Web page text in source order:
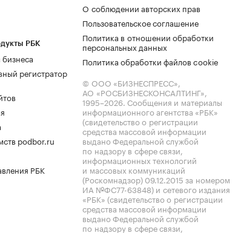
РБК
регистратор
podbor.ru
РБК
О соблюдении авторских прав
Пользовательское соглашение
Политика в отношении обработки
персональных данных
Политика обработки файлов cookie
© ООО «БИЗНЕСПРЕСС»,
АО «РОСБИЗНЕСКОНСАЛТИНГ»,
1995–2026. Сообщения и материалы
информационного агентства «РБК»
(свидетельство о регистрации
средства массовой информации
выдано Федеральной службой
по надзору в сфере связи,
информационных технологий
и массовых коммуникаций
(Роскомнадзор) 09.12.2015 за номером
ИА №ФС77-63848) и сетевого издания
«РБК» (свидетельство о регистрации
средства массовой информации
выдано Федеральной службой
по надзору в сфере связи,